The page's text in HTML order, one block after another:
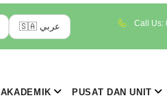
🇸🇦 عربي Call Us:
AKADEMIK PUSAT DAN UNIT